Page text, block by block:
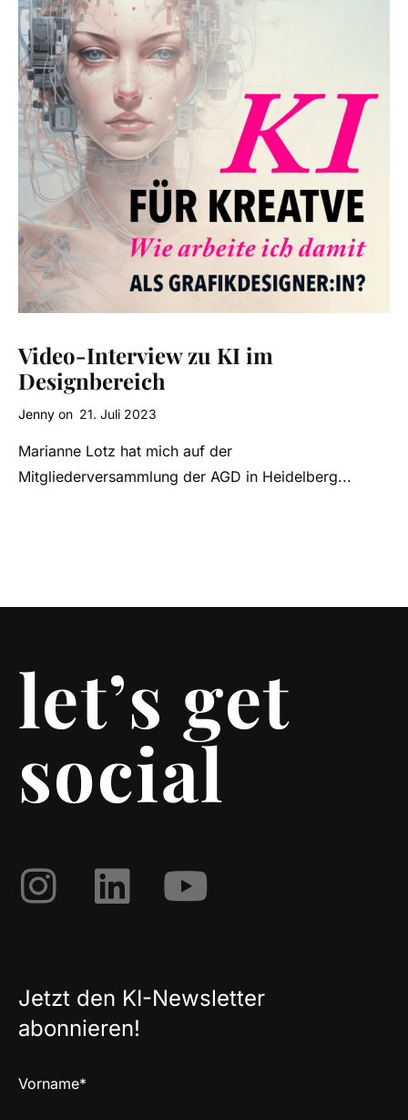
Video-Interview zu KI im
Designbereich
Jenny on 21. Juli 2023
Marianne Lotz hat mich auf der
Mitgliederversammlung der AGD in Heidelberg...
let’s get
social
Jetzt den KI-Newsletter
abonnieren!
Vorname*